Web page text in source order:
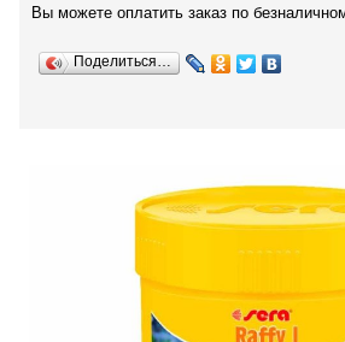
Вы можете оплатить заказ по
Поделиться…